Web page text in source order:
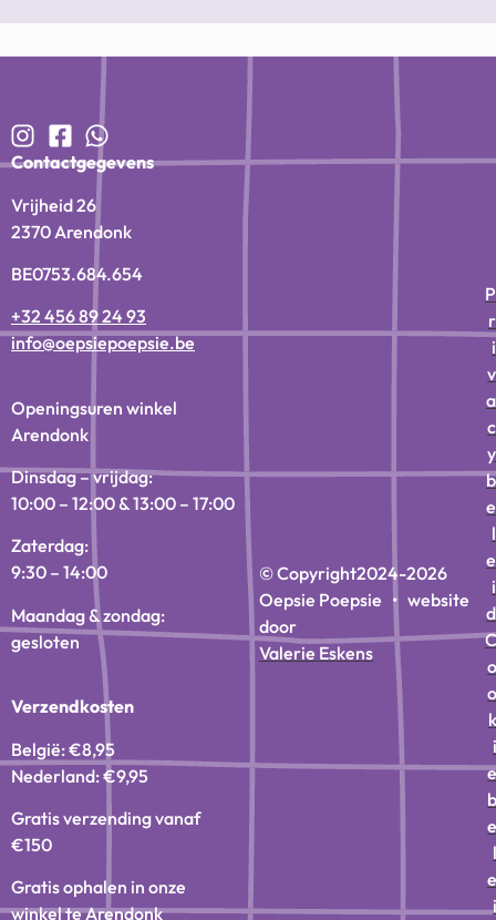
Contactgegevens
Vrijheid 26
2370 Arendonk
BE0753.684.654
+32 456 89 24 93
info@oepsiepoepsie.be
Openingsuren winkel
Arendonk
Dinsdag – vrijdag:
10:00 – 12:00 & 13:00 – 17:00
Zaterdag:
9:30 – 14:00
Maandag & zondag:
gesloten
Verzendkosten
België: €8,95
Nederland: €9,95
Gratis verzending vanaf
€150
Gratis ophalen in onze
winkel te Arendonk
© Copyright2024-2026
Oepsie Poepsie • website
door
Valerie Eskens
P
r
i
v
a
c
y
b
e
l
e
i
d
C
o
o
k
i
e
b
e
l
e
i